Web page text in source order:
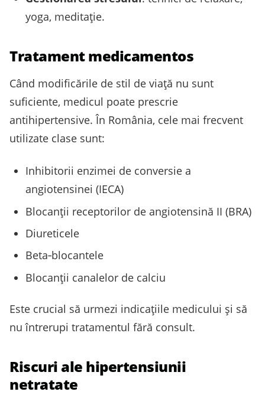
yoga, meditație.
Tratament medicamentos
Când modificările de stil de viață nu sunt
suficiente, medicul poate prescrie
antihipertensive. În România, cele mai frecvent
utilizate clase sunt:
Inhibitorii enzimei de conversie a
angiotensinei (IECA)
Blocanții receptorilor de angiotensină II (BRA)
Diureticele
Beta‑blocantele
Blocanții canalelor de calciu
Este crucial să urmezi indicațiile medicului și să
nu întrerupi tratamentul fără consult.
Riscuri ale hipertensiunii
netratate